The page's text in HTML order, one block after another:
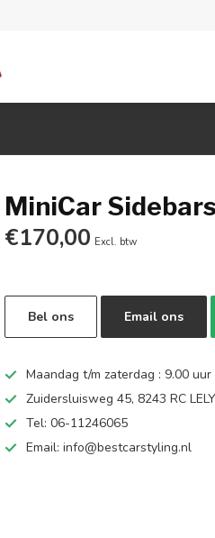
MiniCar
€170,00 Excl. btw
Bel ons Email ons
Maandag t/m zaterdag : 9.00
Zuidersluisweg 45, 8243 RC
Tel: 06-11246065
Email:info@bestcarstyling.nl